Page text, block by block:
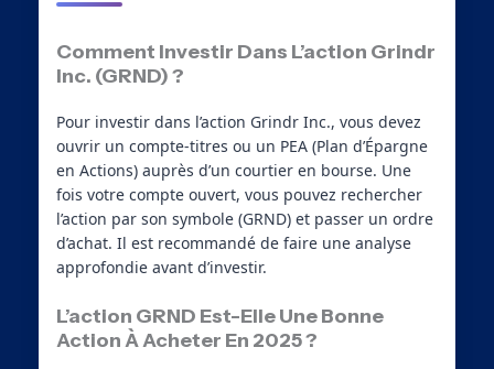
Comment Investir Dans L’action Grindr
Inc. (GRND) ?
Pour investir dans l’action Grindr Inc., vous devez
ouvrir un compte-titres ou un PEA (Plan d’Épargne
en Actions) auprès d’un courtier en bourse. Une
fois votre compte ouvert, vous pouvez rechercher
l’action par son symbole (GRND) et passer un ordre
d’achat. Il est recommandé de faire une analyse
approfondie avant d’investir.
L’action GRND Est-Elle Une Bonne
Action À Acheter En 2025 ?